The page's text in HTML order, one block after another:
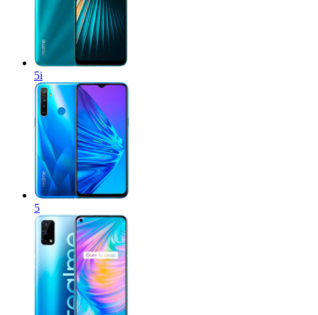
5i
5